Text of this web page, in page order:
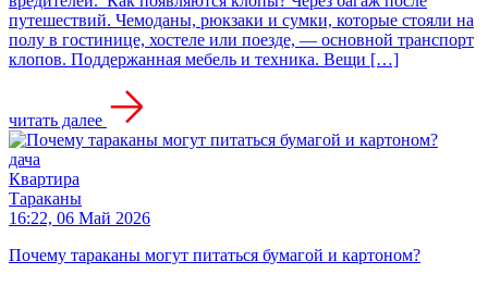
путешествий. Чемоданы, рюкзаки и сумки, которые стояли на
полу в гостинице, хостеле или поезде, — основной транспорт
клопов. Поддержанная мебель и техника. Вещи […]
читать далее
дача
Квартира
Тараканы
16:22, 06 Май 2026
Почему тараканы могут питаться бумагой и картоном?